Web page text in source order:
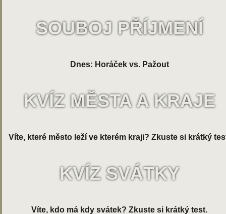
SOUBOJ PŘÍJMENÍ
Dnes: Horáček vs. Pažout
KVÍZ MĚSTA A KRAJE
Víte, které město leží ve kterém kraji? Zkuste si krátký
KVÍZ SVÁTKY
Víte, kdo má kdy svátek? Zkuste si krátký test.